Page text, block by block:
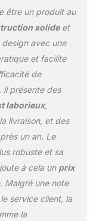
être un produit au
solideet
design avec une
et facilite
de
il présente des
laborieux,
livraison, et des
un an. Le
robuste et sa
à cela un prix
Malgré une note
service client, la
la